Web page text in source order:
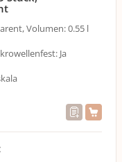
Volumen: 0.55 l
Ja